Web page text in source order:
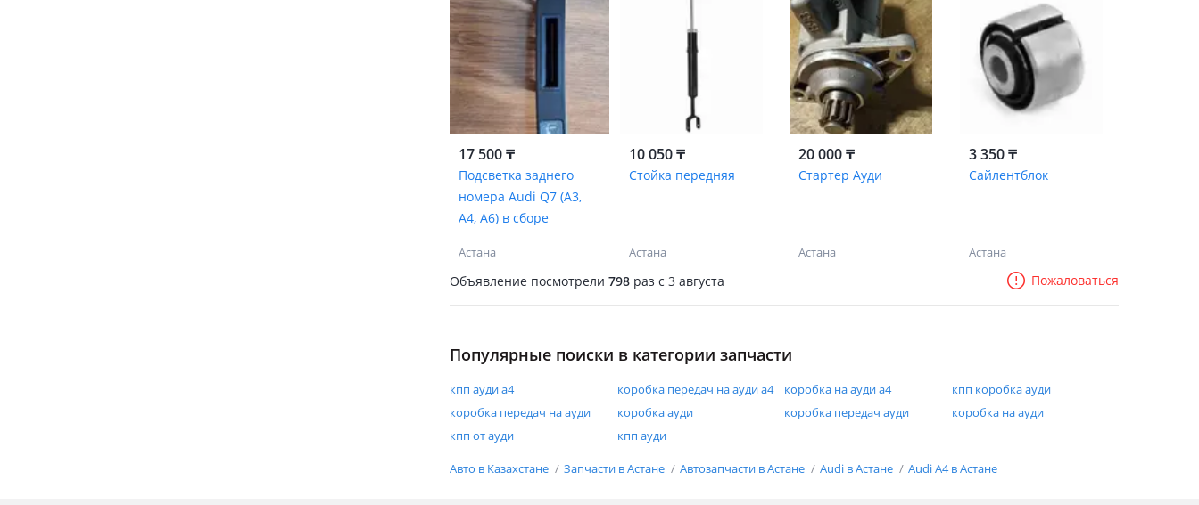
17 500 ₸
Подсветка заднего
номера Audi Q7 (A3,
A4, A6) в сборе
Астана
10 050 ₸
Стойка передняя
Астана
20 000 ₸
Стартер Ауди
Астана
3 350 ₸
Сайлентблок
Астана
Объявление посмотрели 798 раз c 3 августа Пожаловаться
Популярные поиски в категории запчасти
кпп ауди а4 коробка передач на ауди а4 коробка на ауди а4
кпп коробка ауди
коробка передач на ауди
коробка ауди коробка передач ауди
коробка на ауди
кпп от ауди
кпп ауди
Авто в Казахстане Запчасти в Астане Автозапчасти в Астане Audi в Астане Audi A4 в Астане